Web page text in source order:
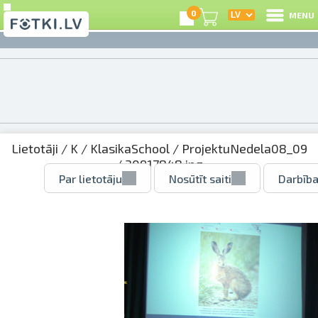
0 MENU
Lietotāji / K / KlasikaSchool/ ProjektuNedela08_09
/ 30917848.jpg
Par lietotāju Nosūtīt saiti